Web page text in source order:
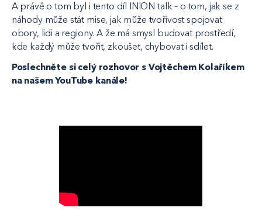
A právě o tom byl i tento díl INION talk – o tom, jak se z
náhody může stát mise, jak může tvořivost spojovat
obory, lidi a regiony. A že má smysl budovat prostředí,
kde každý může tvořit, zkoušet, chybovat i sdílet.
Poslechněte si celý rozhovor s Vojtěchem Kolaříkem
na našem YouTube kanále!